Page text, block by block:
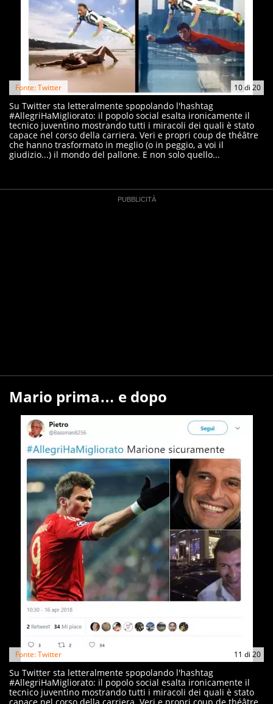
10di 20
Fonte: Twitter
Su Twitter sta letteralmente spopolando l'hashtag
#AllegriHaMigliorato: il popolo social esalta ironicamente il
tecnico juventino mostrando tutti i miracoli dei quali è stato
capace nel corso della carriera. Veri e propri coup de théâtre
che hanno trasformato in meglio (o in peggio, a voi il
giudizio...) il mondo del pallone. E non solo quello...
Mario prima… e dopo
11 di 20
Fonte: Twitter
Su Twitter sta letteralmente spopolando l'hashtag
#AllegriHaMigliorato: il popolo social esalta ironicamente il
tecnico juventino mostrando tutti i miracoli dei quali è stato